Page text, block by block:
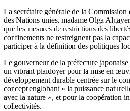
La secrétaire générale de la Commission
des Nations unies, madame Olga
que les mesures de restrictions des
confinements ne restreignent pas la
participer à la définition des politiques
Le gouverneur de la préfecture
un vibrant plaidoyer pour la mise en
développement durable centrée sur le
concept englobant « la puissance
avec la nature », et pour la coopération
collectivités.